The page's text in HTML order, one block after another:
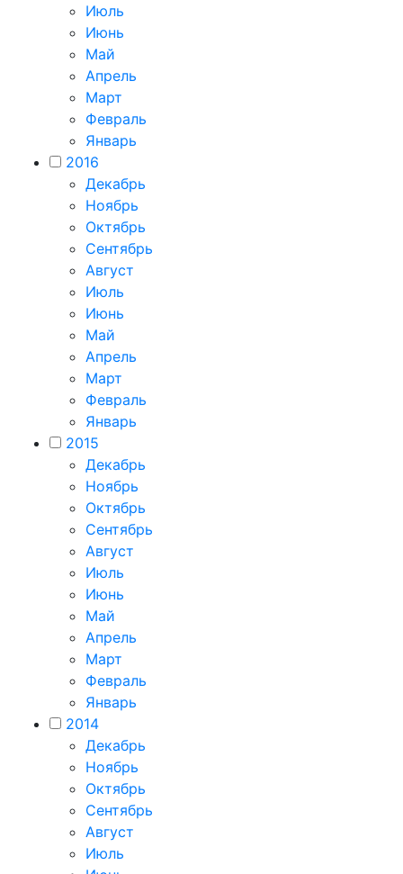
Июль
Июнь
Май
Апрель
Март
Февраль
Январь
2016
Декабрь
Ноябрь
Октябрь
Сентябрь
Август
Июль
Июнь
Май
Апрель
Март
Февраль
Январь
2015
Декабрь
Ноябрь
Октябрь
Сентябрь
Август
Июль
Июнь
Май
Апрель
Март
Февраль
Январь
2014
Декабрь
Ноябрь
Октябрь
Сентябрь
Август
Июль